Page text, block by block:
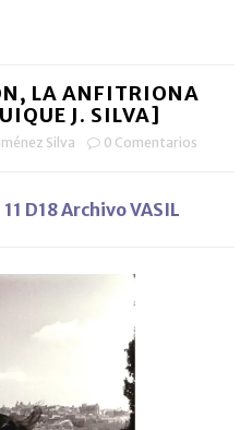
LA ANFITRIONA
J. SILVA]
Silva 0 Comentarios
D18 Archivo VASIL